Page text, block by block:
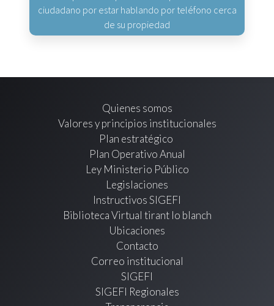
ciudadano por estar hablando por teléfono cerca
de su propiedad
Quienes somos
Valores y principios institucionales
Plan estratégico
Plan Operativo Anual
Ley Ministerio Público
Legislaciones
Instructivos SIGEFI
Biblioteca Virtual tirant lo blanch
Ubicaciones
Contacto
Correo institucional
SIGEFI
SIGEFI Regionales